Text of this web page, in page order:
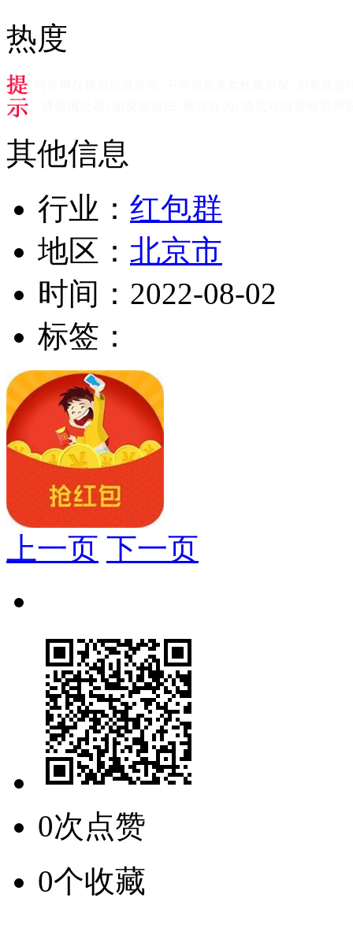
热度
其他信息
行业： 红包群
地区： 北京市
时间： 2022-08-02
标签：
上一页 下一页
0次点赞
0个收藏